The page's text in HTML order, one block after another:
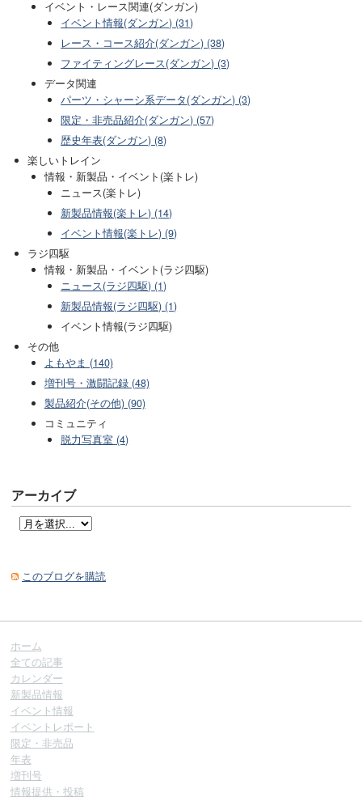
イベント・レース関連(ダンガン)
イベント情報(ダンガン) (31)
レース・コース紹介(ダンガン) (38)
ファイティングレース(ダンガン) (3)
データ関連
パーツ・シャーシ系データ(ダンガン) (3)
限定・非売品紹介(ダンガン) (57)
歴史年表(ダンガン) (8)
楽しいトレイン
情報・新製品・イベント(楽トレ)
ニュース(楽トレ)
新製品情報(楽トレ) (14)
イベント情報(楽トレ) (9)
ラジ四駆
情報・新製品・イベント(ラジ四駆)
ニュース(ラジ四駆) (1)
新製品情報(ラジ四駆) (1)
イベント情報(ラジ四駆)
その他
よもやま (140)
増刊号・激闘記録 (48)
製品紹介(その他) (90)
コミュニティ
脱力写真室 (4)
アーカイブ
このブログを購読
ホーム
全ての記事
カレンダー
新製品情報
イベント情報
イベントレポート
限定・非売品
年表
増刊号
情報提供・投稿